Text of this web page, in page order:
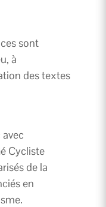
sont
à
des textes
Cycliste
de la
en